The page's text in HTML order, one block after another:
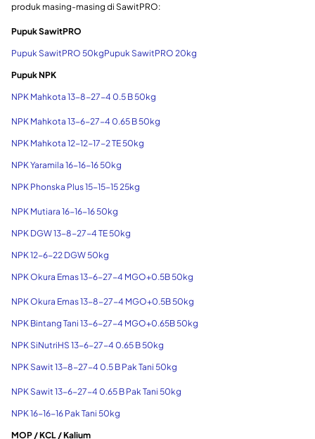
produk masing-masing di SawitPRO:
Pupuk SawitPRO
Pupuk SawitPRO 50kgPupuk SawitPRO 20kg
Pupuk NPK
NPK Mahkota 13-8-27-4 0.5 B 50kg
NPK Mahkota 13-6-27-4 0.65 B 50kg
NPK Mahkota 12-12-17-2 TE 50kg
NPK Yaramila 16-16-16 50kg
NPK Phonska Plus 15-15-15 25kg
NPK Mutiara 16-16-16 50kg
NPK DGW 13-8-27-4 TE 50kg
NPK 12-6-22 DGW 50kg
NPK Okura Emas 13-6-27-4 MGO+0.5B 50kg
NPK Okura Emas 13-8-27-4 MGO+0.5B 50kg
NPK Bintang Tani 13-6-27-4 MGO+0.65B 50kg
NPK SiNutriHS 13-6-27-4 0.65 B 50kg
NPK Sawit 13-8-27-4 0.5 B Pak Tani 50kg
NPK Sawit 13-6-27-4 0.65 B Pak Tani 50kg
NPK 16-16-16 Pak Tani 50kg
MOP / KCL / Kalium